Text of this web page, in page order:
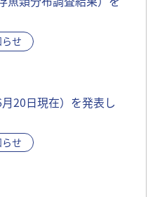
せ
20日現在）を発表し
せ